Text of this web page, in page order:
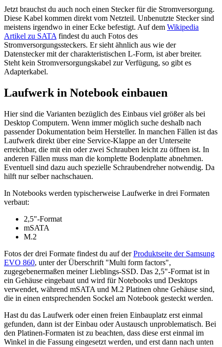
Jetzt brauchst du auch noch einen Stecker für die Stromversorgung.
Diese Kabel kommen direkt vom Netzteil. Unbenutzte Stecker sind
meistens irgendwo in einer Ecke befestigt. Auf dem Wikipedia
Artikel zu SATAfindest du auch Fotos des
Stromversorgungssteckers. Er sieht ähnlich aus wie der
Datenstecker mit der charakteristischen L-Form, ist aber breiter.
Steht kein Stromversorgungskabel zur Verfügung, so gibt es
Adapterkabel.
Laufwerk in Notebook einbauen
Hier sind die Varianten bezüglich des Einbaus viel größer als bei
Desktop Computern. Wenn immer möglich suche deshalb nach
passender Dokumentation beim Hersteller. In manchen Fällen ist das
Laufwerk direkt über eine Service-Klappe an der Unterseite
erreichbar, die mit ein oder zwei Schrauben leicht zu öffnen ist. In
anderen Fällen muss man die komplette Bodenplatte abnehmen.
Eventuell sind dazu auch spezielle Schraubendreher notwendig. Da
hilft nur selber nachschauen.
In Notebooks werden typischerweise Laufwerke in drei Formaten
verbaut:
2,5"-Format
mSATA
M.2
Fotos der drei Formate findest du auf derProduktseite der Samsung
EVO 860, unter der Überschrift "Multi form factors",
zugegebenermaßen meiner Lieblings-SSD. Das 2,5"-Format ist in
ein Gehäuse eingebaut und wird für Notebooks und Desktops
verwendet, während mSATA und M.2 Platinen ohne Gehäuse sind,
die in einen entsprechenden Sockel am Notebook gesteckt werden.
Hast du das Laufwerk oder einen freien Einbauplatz erst einmal
gefunden, dann ist der Einbau oder Austausch unproblematisch. Bei
den Platinen-Formaten ist zu beachten, dass diese erst einmal im
Winkel in die Fassung eingesetzt werden, und erst dann nach unten